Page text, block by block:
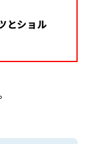
とショル